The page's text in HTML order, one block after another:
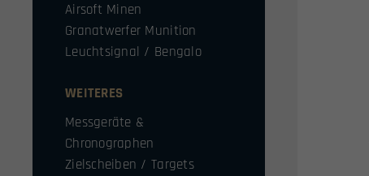
Airsoft Minen
Granatwerfer Munition
Leuchtsignal / Bengalo
WEITERES
Messgeräte &
Chronographen
Zielscheiben / Targets